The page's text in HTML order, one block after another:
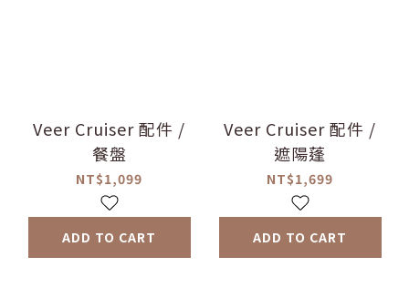
Veer Cruiser 配件 /
餐盤
NT$1,099
ADD TO CART
Veer Cruiser 配件 /
遮陽蓬
NT$1,699
ADD TO CART